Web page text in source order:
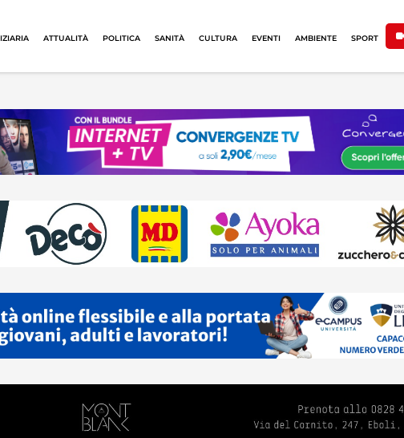
ATTUALITÀ POLITICA SANITÀ CULTURA EVENTI AMBIENTE SPORT